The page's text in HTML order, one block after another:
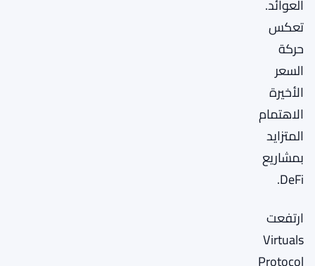
العوائد.
تعكس
حركة
السعر
الأخيرة
الاهتمام
المتزايد
بمشاريع
DeFi.
ارتفعت
Virtuals
Protocol